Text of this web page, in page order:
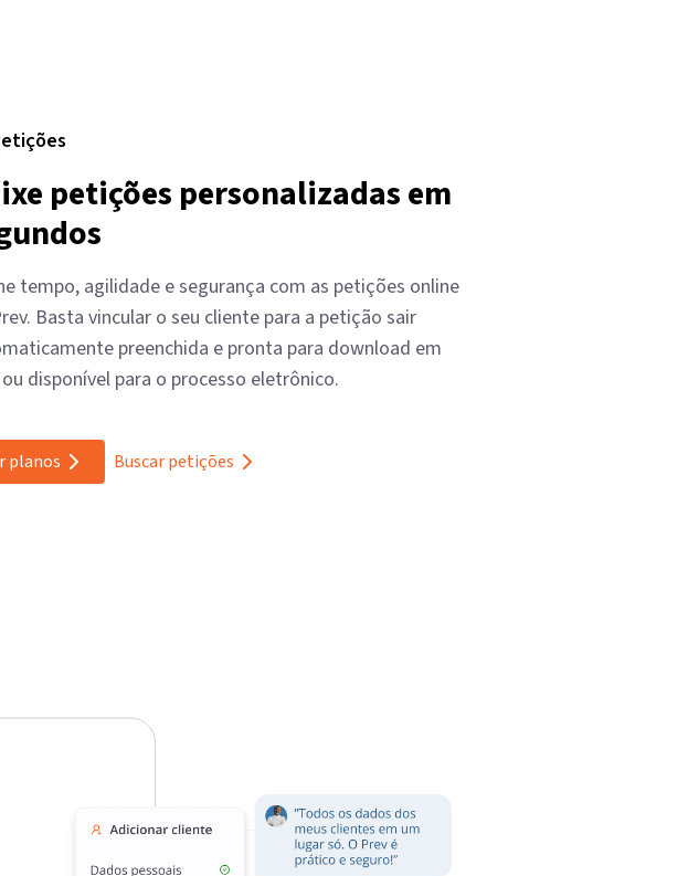
petições personalizadas em
tempo, agilidade e segurança com as petições online
Basta vincular o seu cliente para a petição sair
preenchida e pronta para download em
ou disponível para o processo eletrônico.
planos Buscar petições